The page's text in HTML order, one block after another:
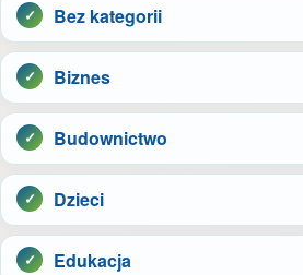
Bez kategorii
Biznes
Budownictwo
Dzieci
Edukacja